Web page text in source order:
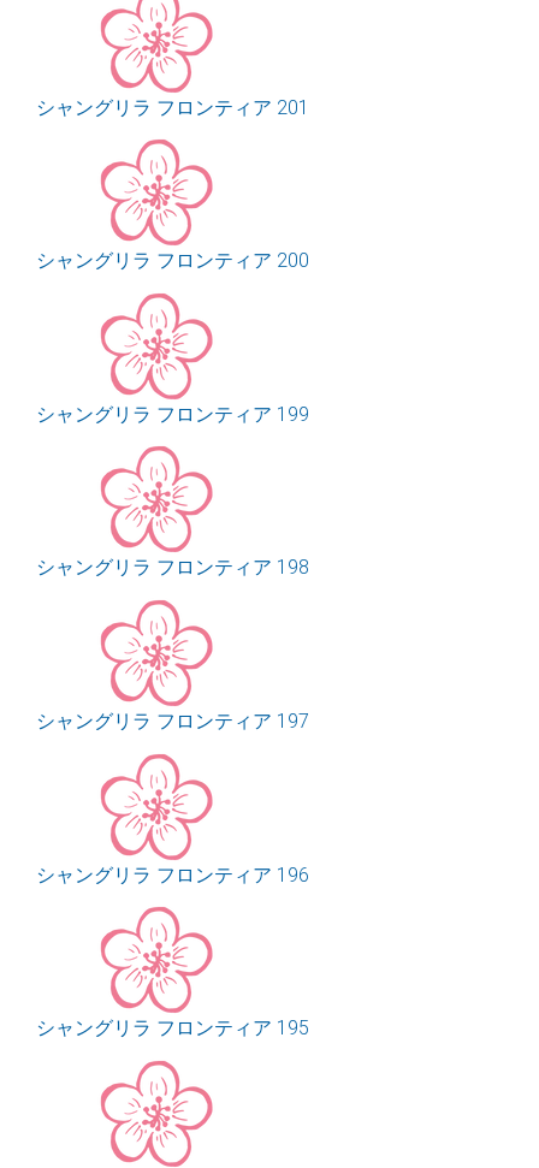
シャングリラ フロンティア 201
シャングリラ フロンティア 200
シャングリラ フロンティア 199
シャングリラ フロンティア 198
シャングリラ フロンティア 197
シャングリラ フロンティア 196
シャングリラ フロンティア 195